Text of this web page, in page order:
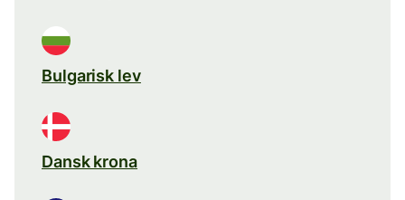
Bulgarisk lev
Dansk krona